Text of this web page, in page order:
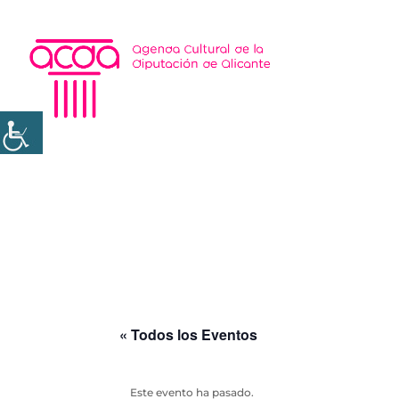
« Todos los Eventos
Este evento ha pasado.